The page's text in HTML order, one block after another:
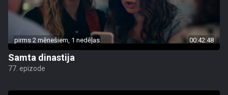
pirms 2 mēnešiem, 1 nedēļas 00:42:48
Samta dinastija
77. epizode